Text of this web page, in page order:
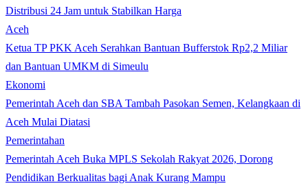
Distribusi 24 Jam untuk Stabilkan Harga
Aceh
Ketua TP PKK Aceh Serahkan Bantuan Bufferstok Rp2,2 Miliar
dan Bantuan UMKM di Simeulu
Ekonomi
Pemerintah Aceh dan SBA Tambah Pasokan Semen, Kelangkaan di
Aceh Mulai Diatasi
Pemerintahan
Pemerintah Aceh Buka MPLS Sekolah Rakyat 2026, Dorong
Pendidikan Berkualitas bagi Anak Kurang Mampu